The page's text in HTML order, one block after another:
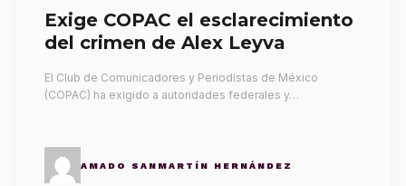
Exige COPAC el esclarecimiento
del crimen de Alex Leyva
El Club de Comunicadores y Periodistas de México
(COPAC) ha exigido a autoridades federales y…
AMADO SANMARTÍN HERNÁNDEZ